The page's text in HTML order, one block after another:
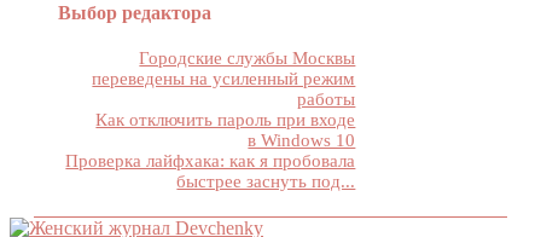
Выбор редактора
Городские службы Москвы
переведены на усиленный режим
работы
Как отключить пароль при входе
в Windows 10
Проверка лайфхака: как я пробовала
быстрее заснуть под...